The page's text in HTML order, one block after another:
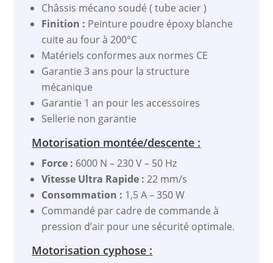
Châssis mécano soudé ( tube acier )
Finition : Peinture poudre époxy blanche
cuite au four à 200°C
Matériels conformes aux normes CE
Garantie 3 ans pour la structure
mécanique
Garantie 1 an pour les accessoires
Sellerie non garantie
Motorisation montée/descente :
Force : 6000 N – 230 V – 50 Hz
Vitesse Ultra Rapide : 22 mm/s
Consommation : 1,5 A – 350 W
Commandé par cadre de commande à
pression d’air pour une sécurité optimale.
Motorisation cyphose :